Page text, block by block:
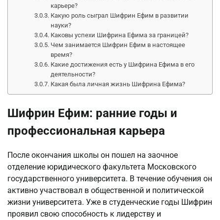
карьере?
Какую роль сыграл Шифрин Ефим в развитии
науки?
Каковы успехи Шифрина Ефима за границей?
Чем занимается Шифрин Ефим в настоящее
время?
Какие достижения есть у Шифрина Ефима в его
деятельности?
Какая была личная жизнь Шифрина Ефима?
Шифрин Ефим: ранние годы и
профессиональная карьера
После окончания школы он пошел на заочное
отделение юридического факультета Московского
государственного университета. В течение обучения он
активно участвовал в общественной и политической
жизни университета. Уже в студенческие годы Шифрин
проявил свою способность к лидерству и